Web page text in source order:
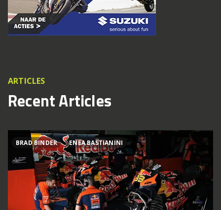
ARTICLES
Recent Articles
BRAD BINDER ENEA BASTIANINI